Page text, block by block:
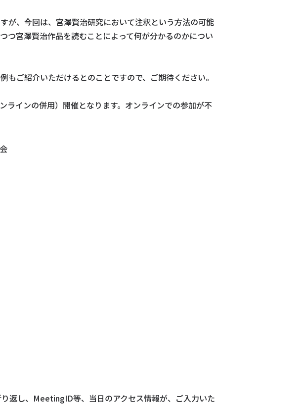
が、今回は、宮澤賢治研究において注釈という方法の可能
つ宮澤賢治作品を読むことによって何が分かるのかについ
ご紹介いただけるとのことですので、ご期待ください。
ラインの併用）開催となります。オンラインでの参加が不
返し、MeetingID等、当日のアクセス情報が、ご入力いた